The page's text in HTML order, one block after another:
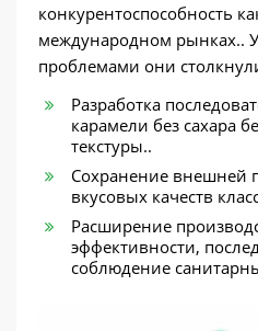
конкурентоспособность
международном рынках..
проблемами они
Разработка
карамели без сахара
текстуры..
Сохранение внешней
вкусовых качеств
Расширение
эффективности,
соблюдение